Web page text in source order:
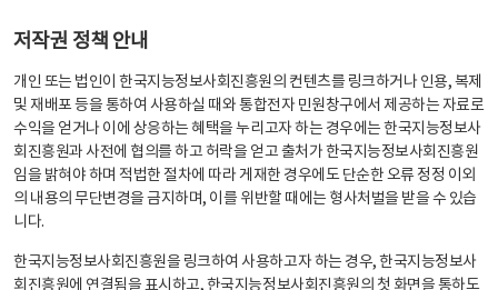
저작권 정책 안내
개인 또는 법인이 한국지능정보사회진흥원의 컨텐츠를 링크하거나 인용, 복제
및 재배포 등을 통하여 사용하실 때와 통합전자 민원창구에서 제공하는 자료로
수익을 얻거나 이에 상응하는 혜택을 누리고자 하는 경우에는 한국지능정보사
회진흥원과 사전에 협의를 하고 허락을 얻고 출처가 한국지능정보사회진흥원
임을 밝혀야 하며 적법한 절차에 따라 게재한 경우에도 단순한 오류 정정 이외
의 내용의 무단변경을 금지하며, 이를 위반할 때에는 형사처벌을 받을 수 있습
니다.
한국지능정보사회진흥원을 링크하여 사용하고자 하는 경우, 한국지능정보사
회진흥원에 연결됨을 표시하고, 한국지능정보사회진흥원의 첫 화면을 통하도